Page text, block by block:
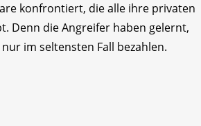
konfrontiert, die alle ihre privaten
Denn die Angreifer haben gelernt,
im seltensten Fall bezahlen.